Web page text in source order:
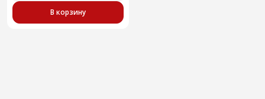
В корзину